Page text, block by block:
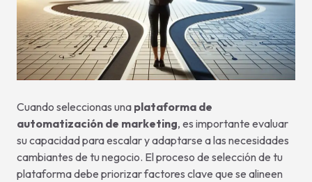
Cuando seleccionas una plataforma de
automatización de marketing, es importante evaluar
su capacidad para escalar y adaptarse a las necesidades
cambiantes de tu negocio. El proceso de selección de tu
plataforma debe priorizar factores clave que se alineen